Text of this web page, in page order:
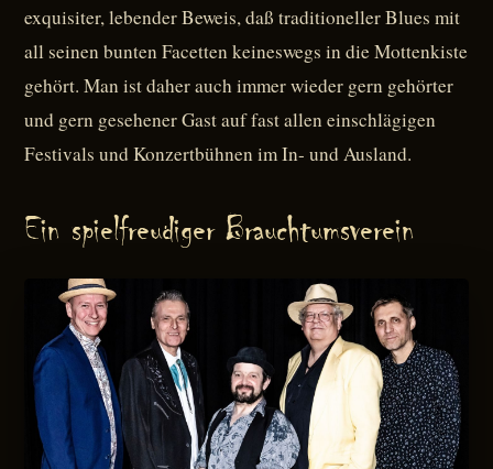
exquisiter, lebender Beweis, daß traditioneller Blues mit
all seinen bunten Facetten keineswegs in die Mottenkiste
gehört. Man ist daher auch immer wieder gern gehörter
und gern gesehener Gast auf fast allen einschlägigen
Festivals und Konzertbühnen im In- und Ausland.
Ein spielfreudiger Brauchtumsverein